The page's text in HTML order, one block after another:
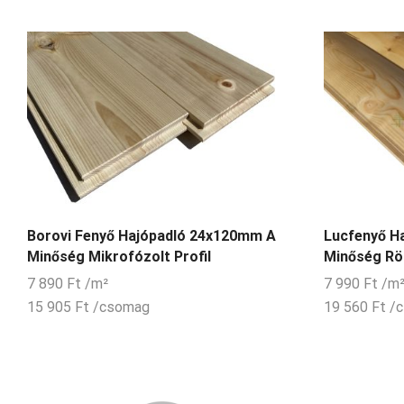
Borovi Fenyő Hajópadló 24x120mm A
Minőség Mikrofózolt Profil
7 890 Ft /m²
15 905 Ft /csomag
Lucfenyő
Minőség
7 990 Ft /m²
19 560 Ft /